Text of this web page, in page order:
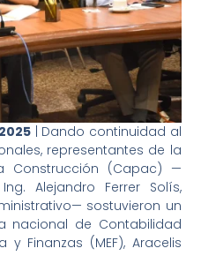
| Dando continuidad al
representantes de la
Construcción (Capac) —
Alejandro Ferrer Solís,
sostuvieron un
nacional de Contabilidad
Finanzas (MEF), Aracelis